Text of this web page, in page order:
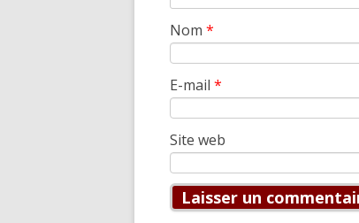
Nom *
E-mail *
Site web